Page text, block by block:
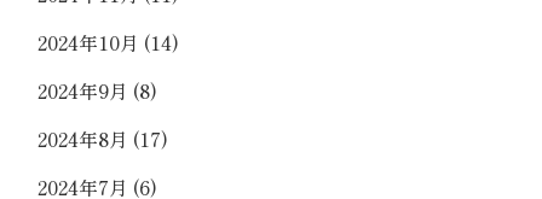
2024年10月 (14)
2024年9月 (8)
2024年8月 (17)
2024年7月 (6)